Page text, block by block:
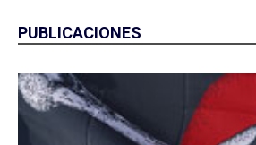
PUBLICACIONES